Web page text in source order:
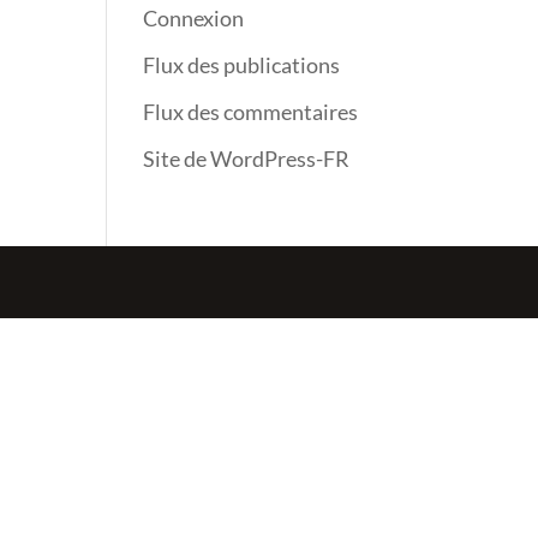
Connexion
Flux des publications
Flux des commentaires
Site de WordPress-FR